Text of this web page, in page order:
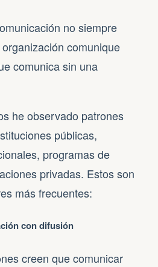
no siempre
comunique
comunica sin una
he observado patrones
públicas,
programas de
privadas. Estos son
más frecuentes:
con difusión
creen que comunicar